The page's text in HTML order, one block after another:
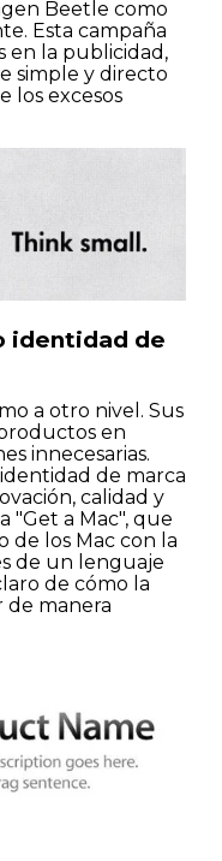
Beetle como
Esta campaña
en la publicidad,
simple y directo
los excesos
identidad de
a otro nivel. Sus
en
innecesarias.
de marca
calidad y
"Get a Mac", que
de los Mac con la
de un lenguaje
de cómo la
de manera